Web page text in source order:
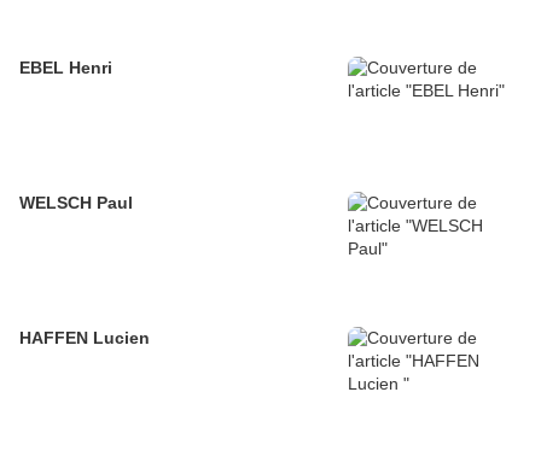
EBEL Henri
WELSCH Paul
HAFFEN Lucien